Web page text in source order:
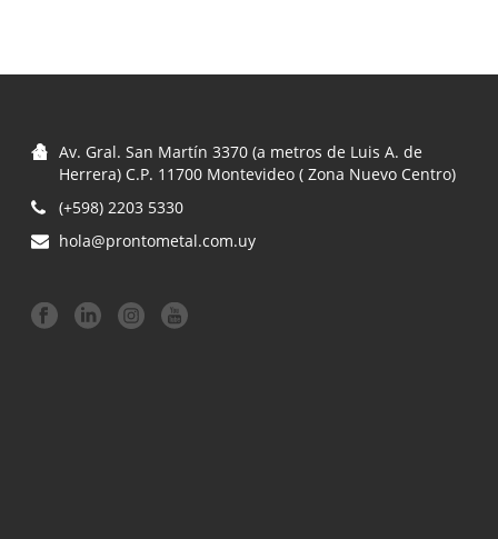
Av. Gral. San Martín 3370 (a metros de Luis A. de
Herrera) C.P. 11700 Montevideo ( Zona Nuevo Centro)
(+598) 2203 5330
hola@prontometal.com.uy